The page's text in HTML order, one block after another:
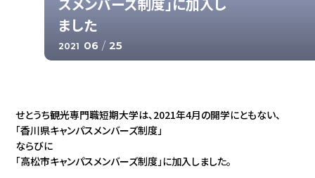
ました
2021 06 / 25
せとうち観光専門職短期大学は、2021年4月の開学にともない、
「香川県キャンパスメンバーズ制度」
ならびに
「高松市キャンパスメンバーズ制度」に加入しました。